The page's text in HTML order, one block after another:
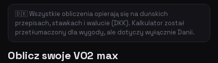
🇩🇰 Wszystkie obliczenia opierają się na duńskich
przepisach, stawkach i walucie (DKK). Kalkulator został
przetłumaczony dla wygody, ale dotyczy wyłącznie Danii.
Oblicz swoje VO2 max